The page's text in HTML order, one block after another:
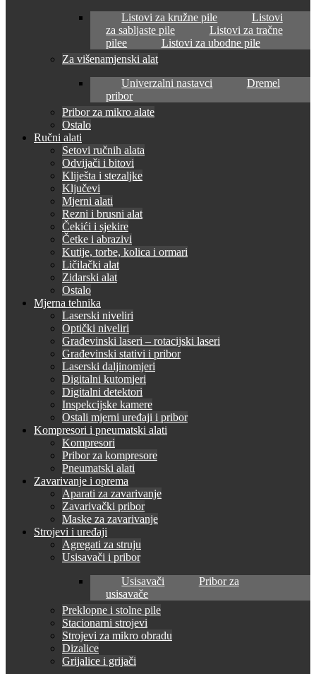
Listovi za kružne pile
Listovi
za sabljaste pile
Listovi za tračne
pilee
Listovi za ubodne pile
Za višenamjenski alat
Univerzalni nastavci
Dremel
pribor
Pribor za mikro alate
Ostalo
Ručni alati
Setovi ručnih alata
Odvijači i bitovi
Kliješta i stezaljke
Ključevi
Mjerni alati
Rezni i brusni alat
Čekići i sjekire
Četke i abrazivi
Kutije, torbe, kolica i ormari
Ličilački alat
Zidarski alat
Ostalo
Mjerna tehnika
Laserski niveliri
Optički niveliri
Građevinski laseri – rotacijski laseri
Građevinski stativi i pribor
Laserski daljinomjeri
Digitalni kutomjeri
Digitalni detektori
Inspekcijske kamere
Ostali mjerni uređaji i pribor
Kompresori i pneumatski alati
Kompresori
Pribor za kompresore
Pneumatski alati
Zavarivanje i oprema
Aparati za zavarivanje
Zavarivački pribor
Maske za zavarivanje
Strojevi i uređaji
Agregati za struju
Usisavači i pribor
Usisavači
Pribor za
usisavače
Preklopne i stolne pile
Stacionarni strojevi
Strojevi za mikro obradu
Dizalice
Grijalice i grijači